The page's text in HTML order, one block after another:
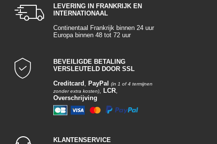
LEVERING IN FRANKRIJK EN
INTERNATIONAAL
Continentaal Frankrijk binnen 24 uur
Europa binnen 48 tot 72 uur
BEVEILIGDE BETALING
VERSLEUTELD DOOR SSL
Creditcard , PayPal
(in 1 of 4 termijnen
zonder extra kosten), LCR,
Overschrijving
KLANTENSERVICE